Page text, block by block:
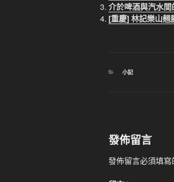
介於啤酒與汽水
[重慶] 林記樂山翹
分
小記
發佈留言
發佈留言必須填寫